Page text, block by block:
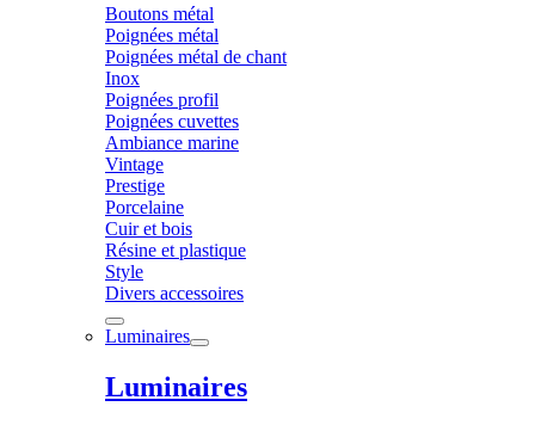
Boutons métal
Poignées métal
Poignées métal de chant
Inox
Poignées profil
Poignées cuvettes
Ambiance marine
Vintage
Prestige
Porcelaine
Cuir et bois
Résine et plastique
Style
Divers accessoires
Luminaires
Luminaires